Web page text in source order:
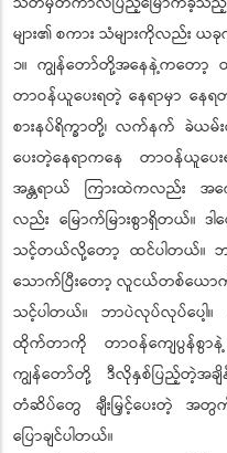
များ၏ စကား သံများကိုလည်း
၁။ ကျွန်တော်တို့အနေနဲ့ကတော့ တ
တာဝန်ယူပေးရတဲ့ နေရာမှာ န
စားနပ်ရိက္ခာတို့၊ လက်နက် ခဲယ
ပေးတဲ့နေရာကနေ တာဝန်
အန္တရာယ် ကြားထဲကလည်း အက
လည်း မြောက်မြားစွာရှိတယ်။
သင့်တယ်လို့တော့ ထင်ပါတယ်။ ဘာ
သောက်ပြီးတော့ လူငယ်တစ်ယောက်
သင့်ပါတယ်။ ဘာပဲလုပ်လုပ်ပေ
ထိုက်တာကို တာဝန်ကျေပွန်စွာနဲ့
ကျွန်တော်တို့ ဒီလိုနှစ်ပြည့်တဲ့အချိ
တံဆိပ်တွေ ချီးမြှင့်ပေးတဲ့ အတွက်
ပြောချင်ပါတယ်။